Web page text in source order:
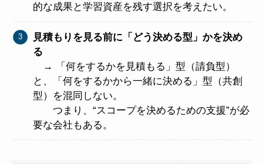
的な成果と学習資産を残す選択を考えたい。
見積もりを見る前に「どう決める型」かを決め
る
→ 「何をするかを見積もる」型（請負型）
と、「何をするかから一緒に決める」型（共創
型）を混同しない。
つまり、“スコープを決めるための支援”が必
要な会社もある。